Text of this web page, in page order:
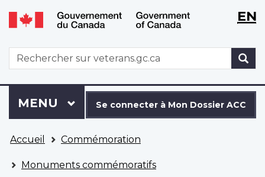
Aller
au
principal
Passer
à
version
HTML
simplifiée
WxT
WxTEN
WxT
Search
form
connecter
à
Dossier
ACC
Se connecter à Mon Dossier ACC
Menu
MENU PRINCIPAL
êtes
ici
Accueil Commémoration
Monuments commémoratifs